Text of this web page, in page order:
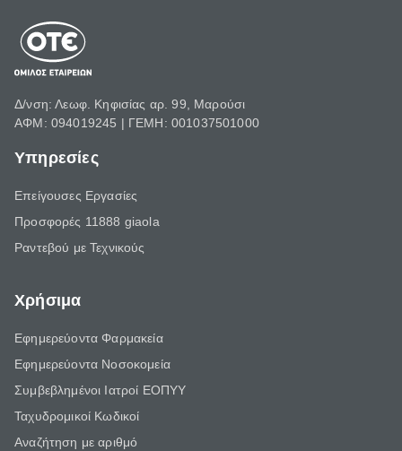
Δ/νση: Λεωφ. Κηφισίας αρ. 99, Μαρούσι
ΑΦΜ: 094019245 | ΓΕΜΗ: 001037501000
Υπηρεσίες
Επείγουσες Εργασίες
Προσφορές 11888 giaola
Ραντεβού με Τεχνικούς
Χρήσιμα
Εφημερεύοντα Φαρμακεία
Εφημερεύοντα Νοσοκομεία
Συμβεβλημένοι Ιατροί ΕΟΠΥΥ
Ταχυδρομικοί Κωδικοί
Αναζήτηση με αριθμό